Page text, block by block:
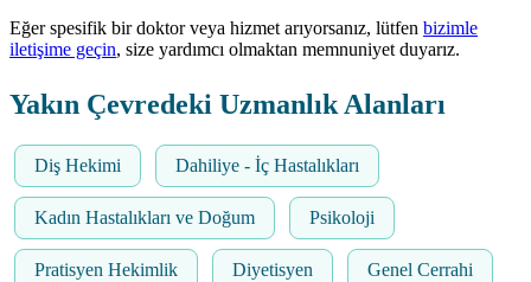
Eğer spesifik bir doktor veya hizmet arıyorsanız, lütfen bizimle
iletişime geçin, size yardımcı olmaktan memnuniyet duyarız.
Yakın Çevredeki Uzmanlık Alanları
Diş Hekimi Dahiliye - İç Hastalıkları
Kadın Hastalıkları ve Doğum Psikoloji
Pratisyen Hekimlik Diyetisyen Genel Cerrahi